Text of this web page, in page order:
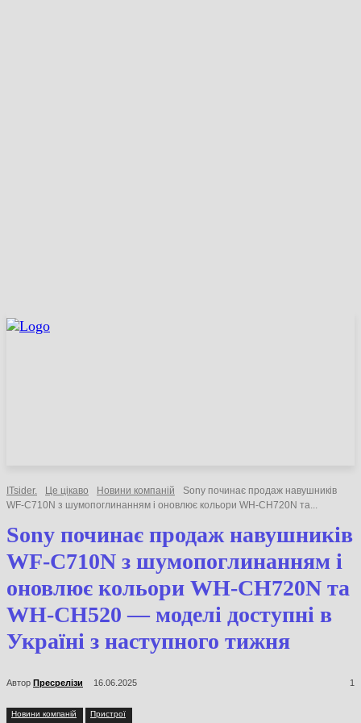
ITsider. Це цікаво Новини компаній
Sony починає продаж навушників
WF-C710N з шумопоглинанням і оновлює кольори WH-CH720N та...
Sony починає продаж навушників
WF-C710N з шумопоглинанням і
оновлює кольори WH-CH720N та
WH-CH520 — моделі доступні в
Україні з наступного тижня
Автор Пресрелізи 16.06.2025 1
Новини компаній Пристрої